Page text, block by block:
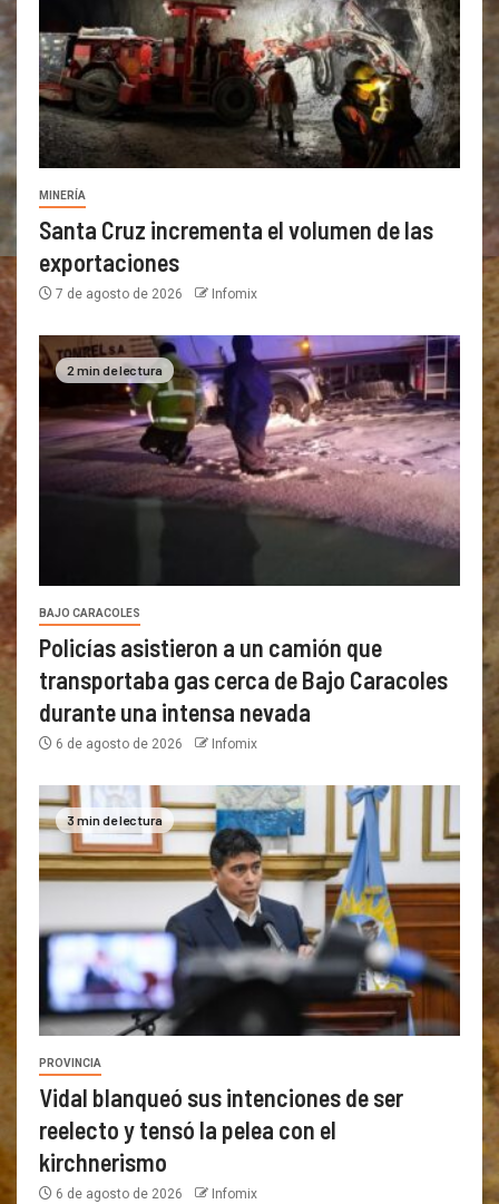
MINERÍA
Santa Cruz incrementa el volumen de las
exportaciones
7 de agosto de 2026 Infomix
2 min de lectura
BAJO CARACOLES
Policías asistieron a un camión que
transportaba gas cerca de Bajo Caracoles
durante una intensa nevada
6 de agosto de 2026 Infomix
3 min de lectura
PROVINCIA
Vidal blanqueó sus intenciones de ser
reelecto y tensó la pelea con el
kirchnerismo
6 de agosto de 2026 Infomix